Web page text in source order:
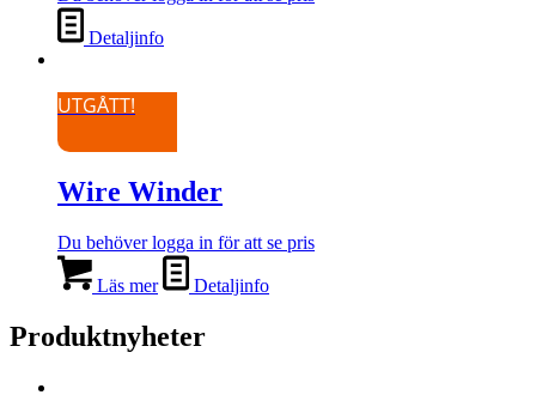
Detaljinfo
UTGÅTT!
Wire Winder
Du behöver logga in för att se pris
Läs mer Detaljinfo
Produktnyheter